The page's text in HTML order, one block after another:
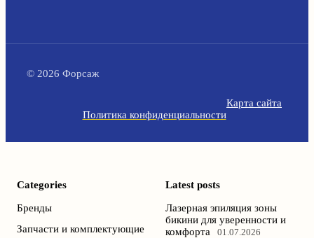
© 2026 Форсаж
Карта сайта
Политика конфиденциальности
Categories
Бренды
Запчасти и комплектующие
Latest posts
Лазерная эпиляция зоны
бикини для уверенности и
комфорта
01.07.2026